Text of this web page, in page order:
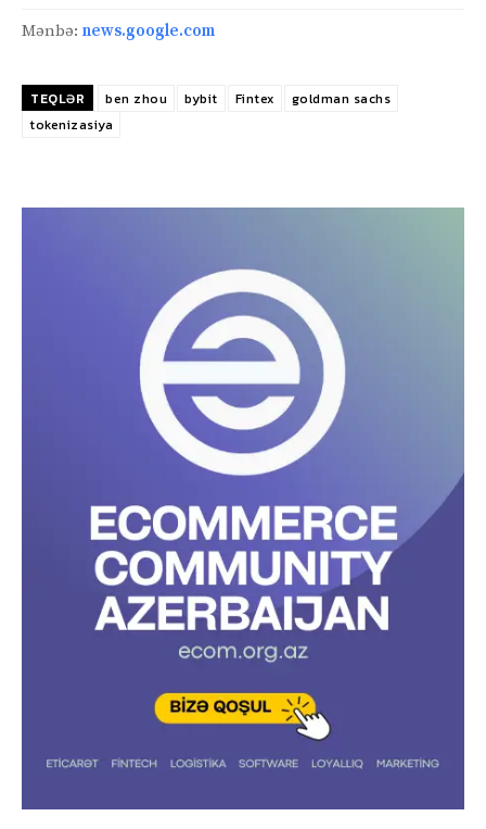
Mənbə: news.google.com
TEQLƏR ben zhou bybit Fintex
goldman sachs
tokenizasiya